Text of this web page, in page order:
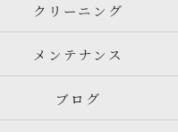
クリーニング
メンテナンス
ブログ